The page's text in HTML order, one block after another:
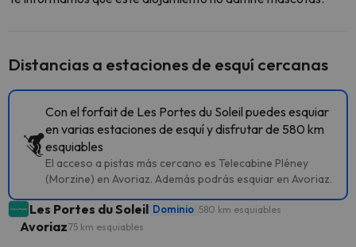
Distancias a estaciones de esquí cercanas
Con el forfait de Les Portes du Soleil puedes esquiar
en varias estaciones de esquí y disfrutar de 580 km
esquiables
El acceso a pistas más cercano es Telecabine Pléney
(Morzine) en Avoriaz. Además podrás esquiar en Avoriaz.
Les Portes du Soleil Dominio 580 km esquiables
Avoriaz75 km esquiables